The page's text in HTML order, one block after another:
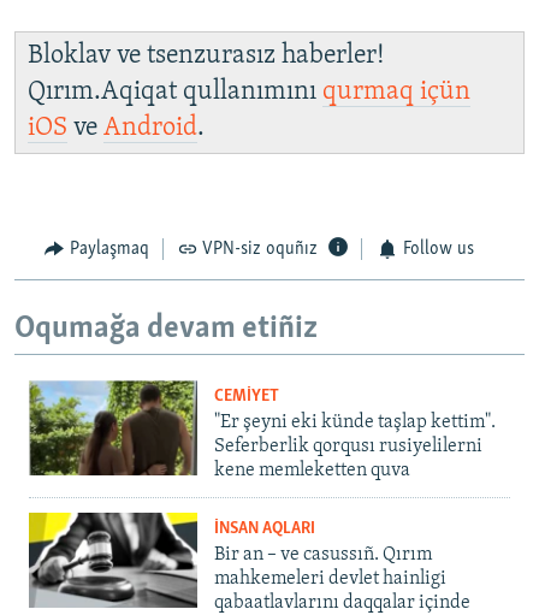
Bloklav ve tsenzurasız haberler!
Qırım.Aqiqat qullanımını qurmaq içün
iOS ve Android.
Paylaşmaq VPN-siz oquñız Follow us
Oqumağa devam etiñiz
CEMİYET
"Er şeyni eki künde taşlap kettim".
Seferberlik qorqusı rusiyelilerni
kene memleketten quva
İNSAN AQLARI
Bir an – ve casussıñ. Qırım
mahkemeleri devlet hainligi
qabaatlavlarını daqqalar içinde